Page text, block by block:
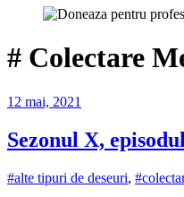
# Colectare
12 mai, 2021
Sezonul X,
#alte tipuri de deseuri,